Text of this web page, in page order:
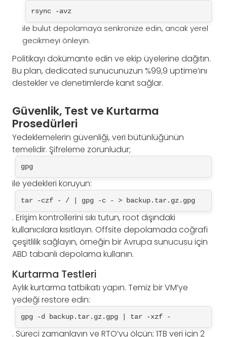
rsync -avz
ile bulut depolamaya senkronize edin, ancak yerel
gecikmeyi önleyin.
Politikayı dokümante edin ve ekip üyelerine dağıtın.
Bu plan, dedicated sunucunuzun %99,9 uptime’ını
destekler ve denetimlerde kanıt sağlar.
Güvenlik, Test ve Kurtarma
Prosedürleri
Yedeklemelerin güvenliği, veri bütünlüğünün
temelidir. Şifreleme zorunludur;
gpg
ile yedekleri koruyun:
tar -czf - / | gpg -c - > backup.tar.gz.gpg
. Erişim kontrollerini sıkı tutun, root dışındaki
kullanıcılara kısıtlayın. Offsite depolamada coğrafi
çeşitlilik sağlayın, örneğin bir Avrupa sunucusu için
ABD tabanlı depolama kullanın.
Kurtarma Testleri
Aylık kurtarma tatbikatı yapın. Temiz bir VM’ye
yedeği restore edin:
gpg -d backup.tar.gz.gpg | tar -xzf -
. Süreci zamanlayın ve RTO’yu ölçün; 1TB veri için 2